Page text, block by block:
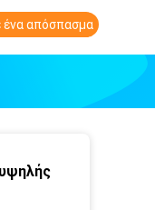
ένα απόσπασμα